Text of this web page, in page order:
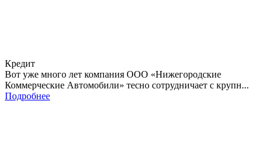
Кредит
Вот уже много лет компания ООО «Нижегородские
Коммерческие Автомобили» тесно сотрудничает с крупн...
Подробнее